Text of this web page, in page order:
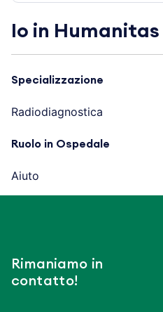
Io in Humanitas
Specializzazione
Radiodiagnostica
Ruolo in Ospedale
Aiuto
Rimaniamo in
contatto!